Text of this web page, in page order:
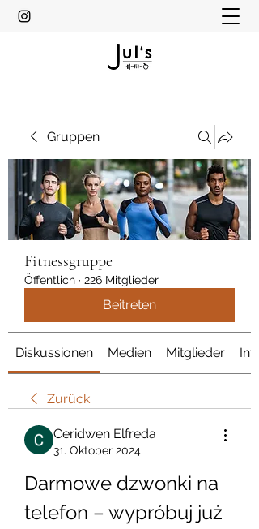
Gruppen
Fitnessgruppe
Öffentlich · 226 Mitglieder
Beitreten
Diskussionen Medien Mitglieder Info
Zurück
Ceridwen Elfreda
31. Oktober 2024
Darmowe dzwonki na
telefon – wypróbuj już